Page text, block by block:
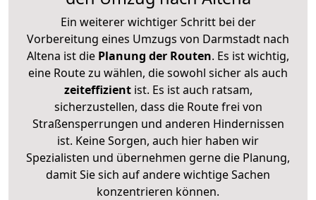
Ein weiterer wichtiger Schritt bei der
Vorbereitung eines Umzugs von Darmstadt nach
Altena ist die Planung der Routen. Es ist wichtig,
eine Route zu wählen, die sowohl sicher als auch
zeiteffizientist. Es ist auch ratsam,
sicherzustellen, dass die Route frei von
Straßensperrungen und anderen Hindernissen
ist. Keine Sorgen, auch hier haben wir
Spezialisten und übernehmen gerne die Planung,
damit Sie sich auf andere wichtige Sachen
konzentrieren können.